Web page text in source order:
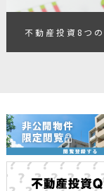
不動産投資8つ